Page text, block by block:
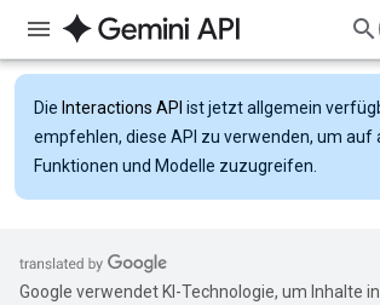
Die Interactions API ist jetzt allgemein
empfehlen, diese API zu verwenden, um auf
Funktionen und Modelle zuzugreifen.
Google verwendet KI-Technologie, um Inhalte